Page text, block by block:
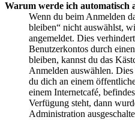
Warum werde ich automatisch
Wenn du beim Anmelden
bleiben“ nicht auswählst,
angemeldet. Dies
Benutzerkontos durch
bleiben, kannst du das
Anmelden auswählen.
du dich an einem
einem Internetcafé,
Verfügung steht, dann
Administration